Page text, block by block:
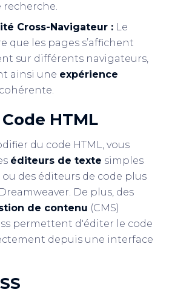
recherche.
Cross-Navigateur : Le
que les pages s’affichent
sur différents navigateurs,
ainsi une expérience
cohérente.
HTML
du code HTML, vous
éditeurs de texte simples
des éditeurs de code plus
De plus, des
de contenu (CMS)
permettent d'éditer le code
depuis une interface